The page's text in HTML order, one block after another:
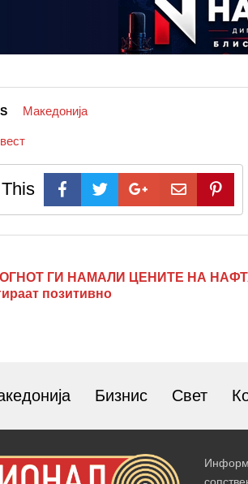
Македонија
ГИ НАМАЛИ ЦЕНИТЕ НА
позитивно
Бизнис Свет